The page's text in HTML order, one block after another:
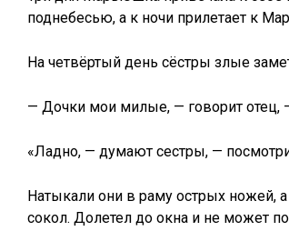
поднебесью, а к ночи прилетает к
На четвёртый день сёстры злые
— Дочки мои милые, — говорит отец,
«Ладно, — думают сестры, —
Натыкали они в раму острых ножей,
сокол. Долетел до окна и не может